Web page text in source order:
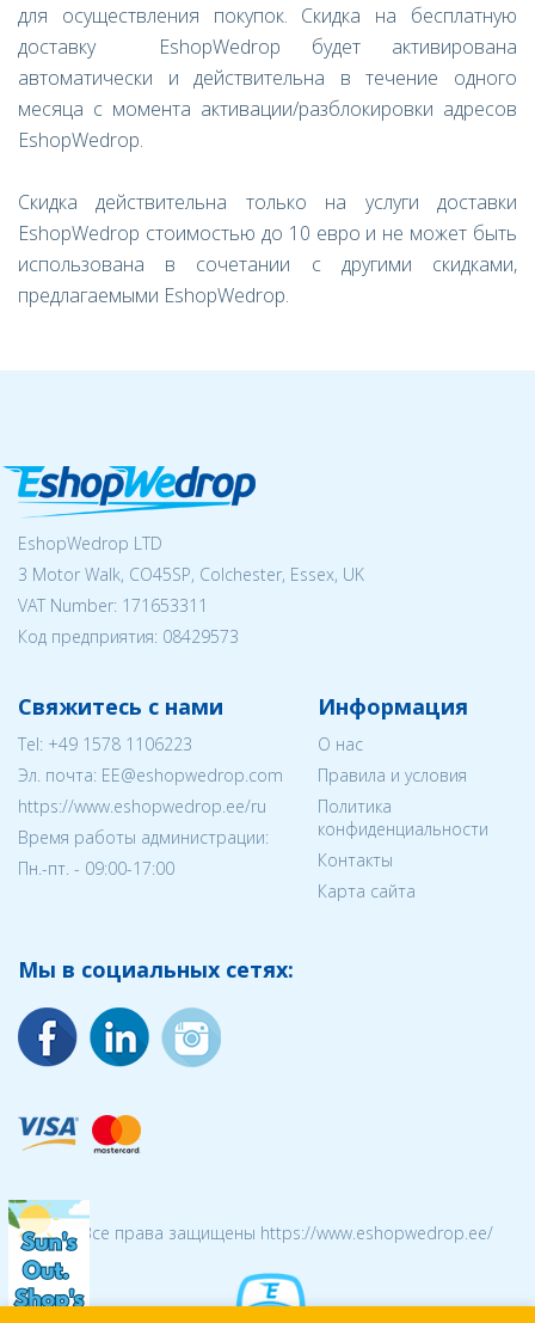
для осуществления покупок. Скидка на бесплатную
доставку EshopWedrop будет активирована
автоматически и действительна в течение одного
месяца с момента активации/разблокировки адресов
EshopWedrop.
Скидка действительна только на услуги доставки
EshopWedrop стоимостью до 10 евро и не может быть
использована в сочетании с другими скидками,
предлагаемыми EshopWedrop.
EshopWedrop LTD
3 Motor Walk, CO45SP, Colchester, Essex, UK
VAT Number: 171653311
Код предприятия: 08429573
Свяжитесь с нами
Tel: +49 1578 1106223
Эл. почта: EE@eshopwedrop.com
https://www.eshopwedrop.ee/ru
Время работы администрации:
Пн.-пт. - 09:00-17:00
Информация
О нас
Правила и условия
Политика
конфиденциальности
Контакты
Карта сайта
Мы в социальных сетях:
© 2026 Все права защищены https://www.eshopwedrop.ee/